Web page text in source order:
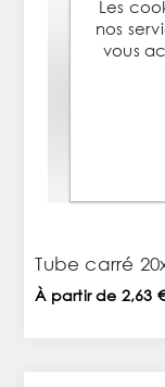
Tube carré
À partir de 2,63
Les
nos
vous